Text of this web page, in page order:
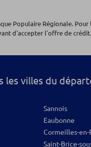
Populaire Régionale.
d'accepter l'offre de
les villes du
Sannois
Eaubonne
Cormeilles-en-
Saint-Brice-